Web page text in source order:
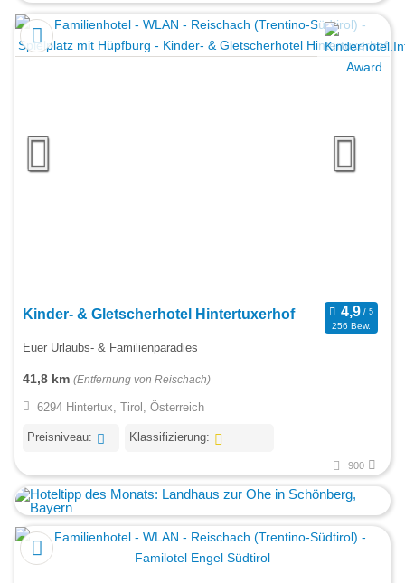
Kinder- & Gletscherhotel Hintertuxerhof
256 Bew.
Euer Urlaubs- & Familienparadies
41,8 km (Entfernung von Reischach)
6294 Hintertux, Tirol, Österreich
Preisniveau: Klassifizierung:
900